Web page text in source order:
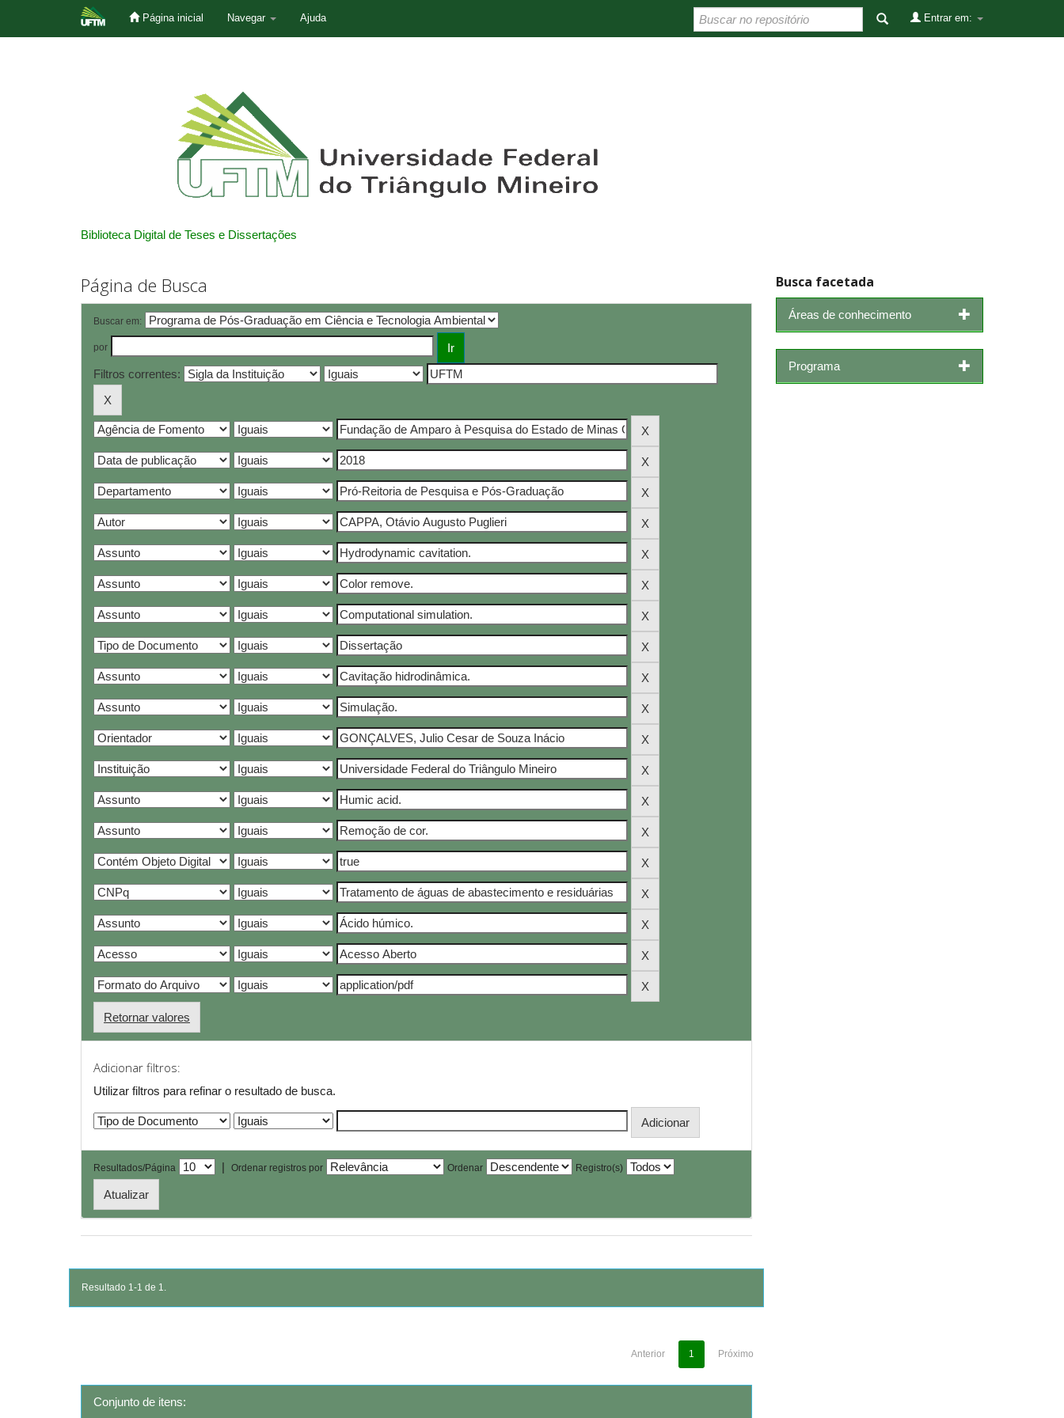
Página inicial Navegar Ajuda Entrar em:
Biblioteca Digital de Teses e Dissertações
Página de Busca
Buscar em:
por
Filtros correntes:
Retornar valores
Adicionar filtros:
Utilizar filtros para refinar o resultado de busca.
Resultados/Página | Ordenar registros por Ordenar Registro(s)
Resultado 1-1 de 1.
Anterior 1 Próximo
Conjunto de itens:
Busca facetada
Áreas de conhecimento
Programa